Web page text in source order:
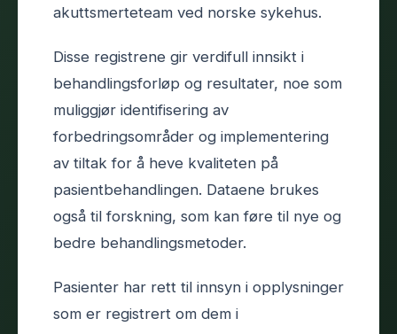
akuttsmerteteam ved norske sykehus.
Disse registrene gir verdifull innsikt i
behandlingsforløp og resultater, noe som
muliggjør identifisering av
forbedringsområder og implementering
av tiltak for å heve kvaliteten på
pasientbehandlingen. Dataene brukes
også til forskning, som kan føre til nye og
bedre behandlingsmetoder.
Pasienter har rett til innsyn i opplysninger
som er registrert om dem i